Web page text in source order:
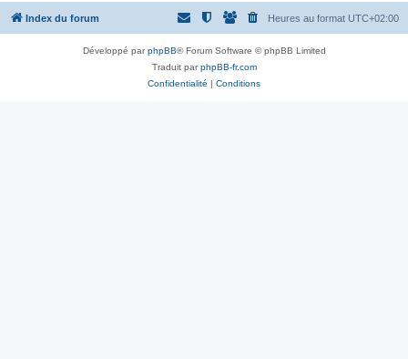
Index du forum Heures au format UTC+02:00
Développé parphpBB® Forum Software © phpBB Limited
Traduit parphpBB-fr.com
Confidentialité | Conditions